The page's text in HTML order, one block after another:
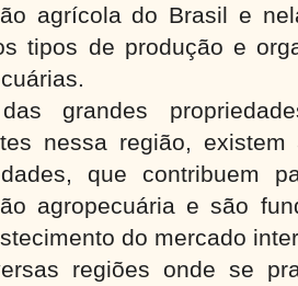
agrícola do Brasil e
tipos de produção e
grandes
nessa região,
que contribuem
agropecuária e são
do mercado
regiões onde se